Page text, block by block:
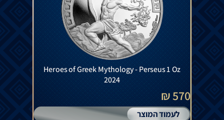
Heroes of Greek Mythology - Perseus 1 Oz
2024
570 ₪
לעמוד המוצר